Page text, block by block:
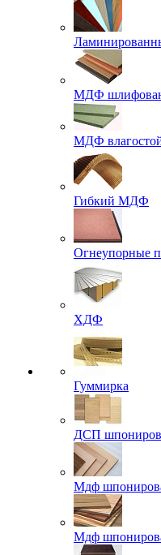
МДФ
МДФ
Гибкий МДФ
Огнеупорные
ХДФ
Гуммирка
ДСП
Мдф
Мдф